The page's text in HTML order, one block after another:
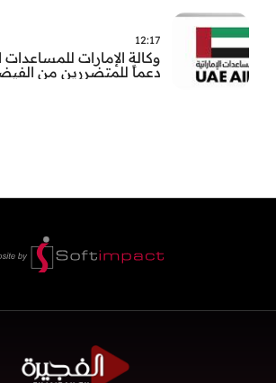
12:17
وكالة الإمارات للمساعدات
دعماً للمتضررين من